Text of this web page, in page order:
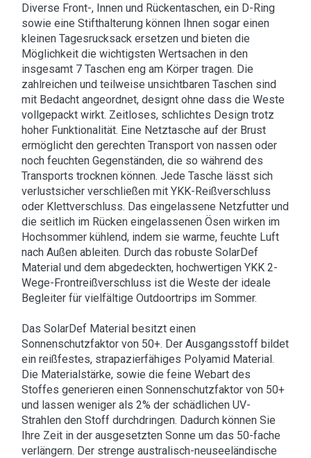
Diverse Front-, Innen und Rückentaschen, ein D-Ring
sowie eine Stifthalterung können Ihnen sogar einen
kleinen Tagesrucksack ersetzen und bieten die
Möglichkeit die wichtigsten Wertsachen in den
insgesamt 7 Taschen eng am Körper tragen. Die
zahlreichen und teilweise unsichtbaren Taschen sind
mit Bedacht angeordnet, designt ohne dass die Weste
vollgepackt wirkt. Zeitloses, schlichtes Design trotz
hoher Funktionalität. Eine Netztasche auf der Brust
ermöglicht den gerechten Transport von nassen oder
noch feuchten Gegenständen, die so während des
Transports trocknen können. Jede Tasche lässt sich
verlustsicher verschließen mit YKK-Reißverschluss
oder Klettverschluss. Das eingelassene Netzfutter und
die seitlich im Rücken eingelassenen Ösen wirken im
Hochsommer kühlend, indem sie warme, feuchte Luft
nach Außen ableiten. Durch das robuste SolarDef
Material und dem abgedeckten, hochwertigen YKK 2-
Wege-Frontreißverschluss ist die Weste der ideale
Begleiter für vielfältige Outdoortrips im Sommer.
Das SolarDef Material besitzt einen
Sonnenschutzfaktor von 50+. Der Ausgangsstoff bildet
ein reißfestes, strapazierfähiges Polyamid Material.
Die Materialstärke, sowie die feine Webart des
Stoffes generieren einen Sonnenschutzfaktor von 50+
und lassen weniger als 2% der schädlichen UV-
Strahlen den Stoff durchdringen. Dadurch können Sie
Ihre Zeit in der ausgesetzten Sonne um das 50-fache
verlängern. Der strenge australisch-neuseeländische